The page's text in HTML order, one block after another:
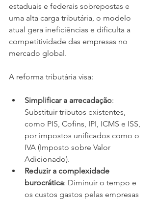
estaduais e federais sobrepostas e
uma alta carga tributária, o modelo
atual gera ineficiências e dificulta a
competitividade das empresas no
mercado global.
A reforma tributária visa:
Simplificar a arrecadação:
Substituir tributos existentes,
como PIS, Cofins, IPI, ICMS e ISS,
por impostos unificados como o
IVA (Imposto sobre Valor
Adicionado).
Reduzir a complexidade
burocrática: Diminuir o tempo e
os custos gastos pelas empresas